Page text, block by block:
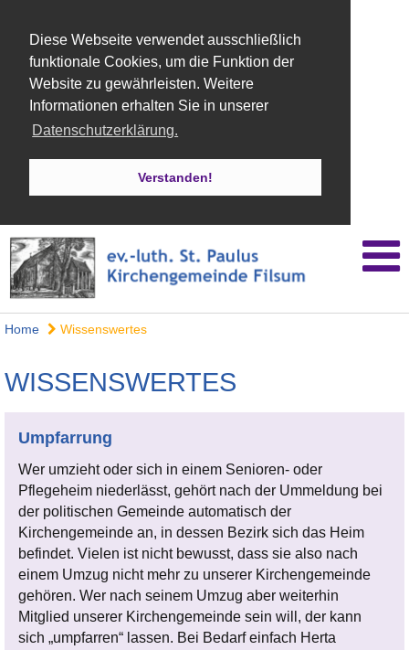
Diese Webseite verwendet ausschließlich
funktionale Cookies, um die Funktion der
Website zu gewährleisten. Weitere
Informationen erhalten Sie in unserer
Datenschutzerklärung.
Verstanden!
Home Wissenswertes
WISSENSWERTES
Umpfarrung
Wer umzieht oder sich in einem Senioren- oder
Pflegeheim niederlässt, gehört nach der Ummeldung bei
der politischen Gemeinde automatisch der
Kirchengemeinde an, in dessen Bezirk sich das Heim
befindet. Vielen ist nicht bewusst, dass sie also nach
einem Umzug nicht mehr zu unserer Kirchengemeinde
gehören. Wer nach seinem Umzug aber weiterhin
Mitglied unserer Kirchengemeinde sein will, der kann
sich „umpfarren“ lassen. Bei Bedarf einfach Herta